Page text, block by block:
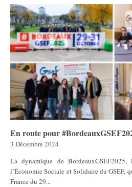
En route pour
3 Décembre 2024
La dynamique de
l’Économie Sociale et Solidaire du GSEF,
France du 29...